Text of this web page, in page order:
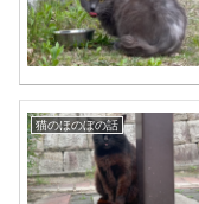
猫のほのぼの話